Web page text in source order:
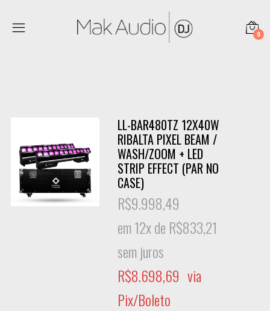
0
LL-BAR480TZ 12X40W
RIBALTA PIXEL BEAM /
WASH/ZOOM + LED
STRIP EFFECT (PAR NO
CASE)
R$9.998,49
em 12x de R$833,21
sem juros
R$8.698,69 via
Pix/Boleto